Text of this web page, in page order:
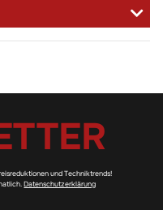
und Techniktrends!
Datenschutzerklärung